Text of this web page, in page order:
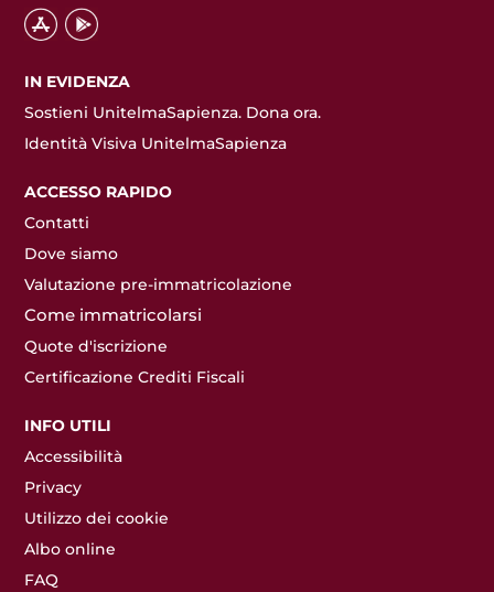
IN EVIDENZA
Sostieni UnitelmaSapienza. Dona ora.
Identità Visiva UnitelmaSapienza
ACCESSO RAPIDO
Contatti
Dove siamo
Valutazione pre-immatricolazione
Come immatricolarsi
Quote d'iscrizione
Certificazione Crediti Fiscali
INFO UTILI
Accessibilità
Privacy
Utilizzo dei cookie
Albo online
FAQ